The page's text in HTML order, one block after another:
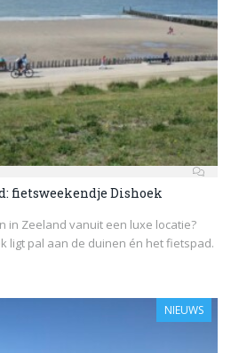
fietsweekendje Dishoek
in Zeeland vanuit een luxe locatie?
ligt pal aan de duinen én het fietspad.
NIEUWS